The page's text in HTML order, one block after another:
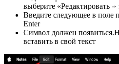
выберите «Редактировать
Введите следующее в поле
Enter
Символ должен
вставить в свой текст